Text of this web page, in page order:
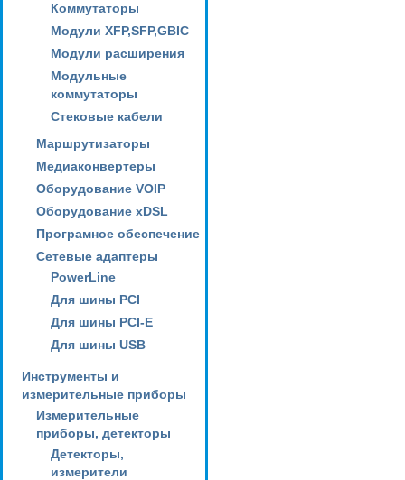
Коммутаторы
Модули XFP,SFP,GBIC
Модули расширения
Модульные
коммутаторы
Стековые кабели
Маршрутизаторы
Медиаконвертеры
Оборудование VOIP
Оборудование xDSL
Програмное обеспечение
Сетевые адаптеры
PowerLine
Для шины PCI
Для шины PCI-E
Для шины USB
Инструменты и
измерительные приборы
Измерительные
приборы, детекторы
Детекторы,
измерители